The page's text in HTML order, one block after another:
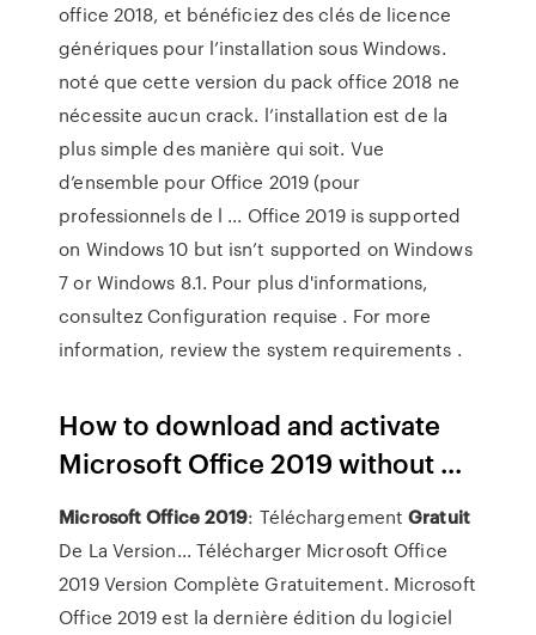
office 2018, et bénéficiez des clés de licence
génériques pour l’installation sous Windows.
noté que cette version du pack office 2018 ne
nécessite aucun crack. l’installation est de la
plus simple des manière qui soit. Vue
d’ensemble pour Office 2019 (pour
professionnels de l ... Office 2019 is supported
on Windows 10 but isn’t supported on Windows
7 or Windows 8.1. Pour plus d'informations,
consultez Configuration requise . For more
information, review the system requirements .
How to download and activate
Microsoft Office 2019 without ...
Microsoft Office2019: TéléchargementGratuit
De La Version... Télécharger Microsoft Office
2019 Version Complète Gratuitement. Microsoft
Office 2019 est la dernière édition du logiciel